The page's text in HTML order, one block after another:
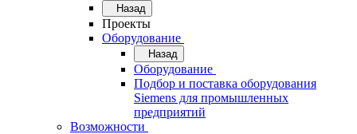
Назад
Проекты
Оборудование
Назад
Оборудование
Подбор и поставка оборудования
Siemens для промышленных
предприятий
Возможности